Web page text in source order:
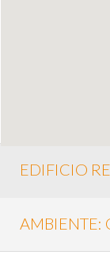
EDIFICIO
AMBIENTE: